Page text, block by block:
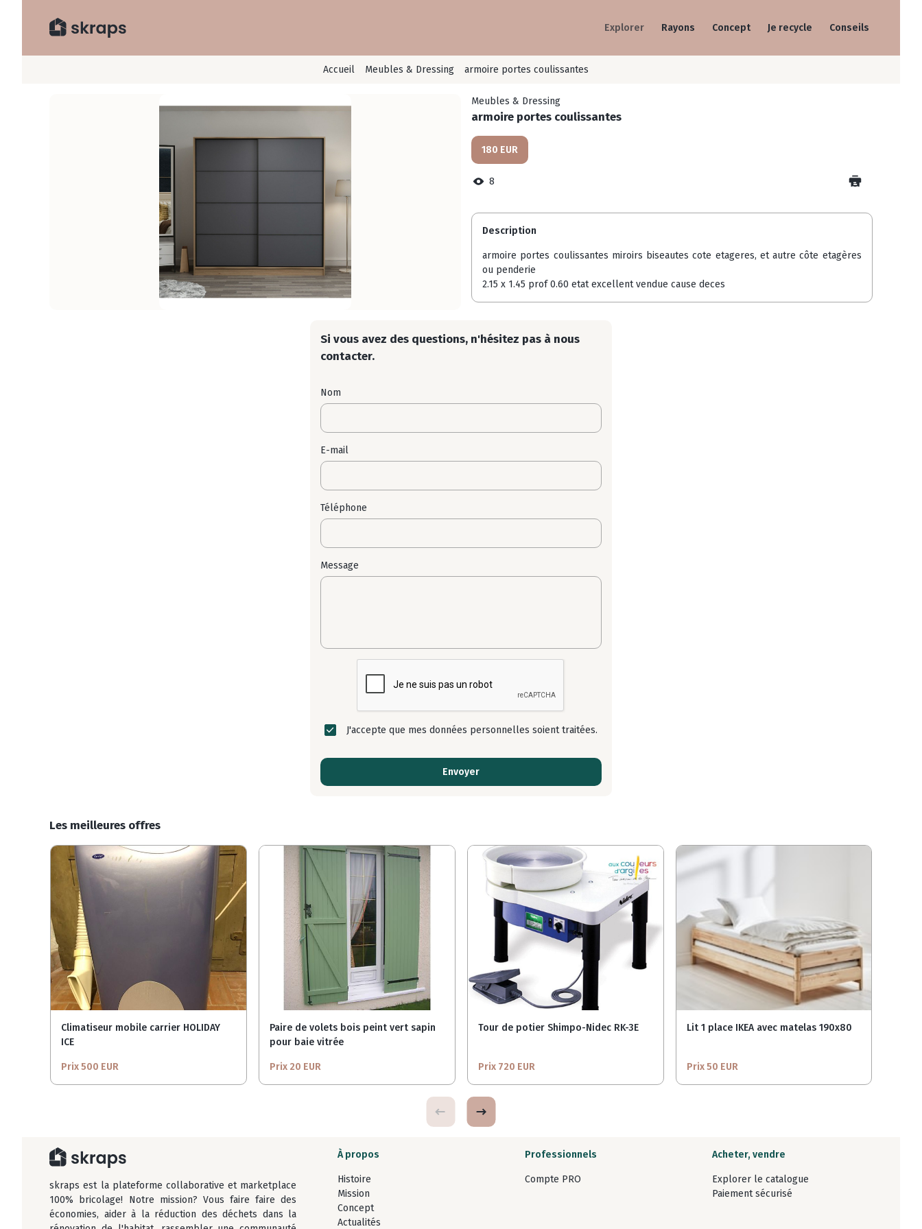
Explorer Rayons Concept Je recycle Conseils
Accueil Meubles & Dressing armoire portes coulissantes
Meubles & Dressing
armoire portes coulissantes
180 EUR
8
Description
armoire portes coulissantes miroirs biseautes cote etageres, et autre côte etagères
ou penderie
2.15 x 1.45 prof 0.60 etat excellent vendue cause deces
Si vous avez des questions, n'hésitez pas à nous
contacter.
Nom
E-mail
Téléphone
Message
J'accepte que mes données personnelles soient traitées.
Envoyer
Les meilleures offres
Climatiseur mobile carrier HOLIDAY
ICE
Prix 500 EUR
Paire de volets bois peint vert sapin
pour baie vitrée
Prix 20 EUR
Tour de potier Shimpo-Nidec RK-3E
Prix 720 EUR
Lit 1 place IKEA avec matelas 190x80
Prix 50 EUR
skraps est la plateforme collaborative et marketplace
100% bricolage! Notre mission? Vous faire faire des
économies, aider à la réduction des déchets dans la
À propos
Histoire
Mission
Concept
Actualités
Professionnels
Compte PRO
Acheter, vendre
Explorer le catalogue
Paiement sécurisé